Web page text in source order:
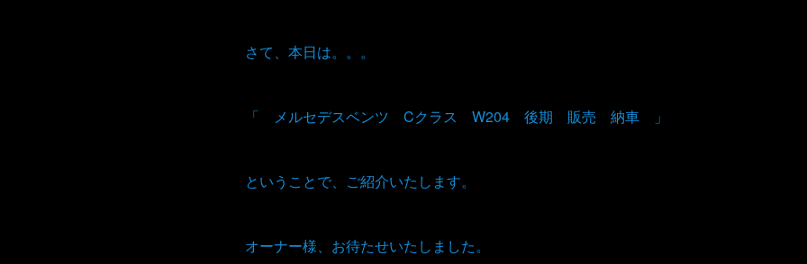
さて、本日は。。。
「 メルセデスベンツ Cクラス W204 後期 販売 納車 」
ということで、ご紹介いたします。
オーナー様、お待たせいたしました。